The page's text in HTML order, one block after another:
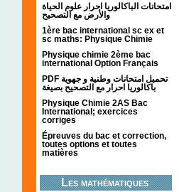
امتحانات الباكالوريا احرار علوم الحياة
والأرض مع التصحيح
1ère bac international sc ex et
sc maths: Physique Chimie
Physique chimie 2ème bac
international Option Français
PDF تحميل امتحانات وطنية و جهوية
باكالوريا احرار مع التصحيح بصيغة
Physique Chimie 2AS Bac
International; exercices
corriges
Épreuves du bac et correction,
toutes options et toutes
matières
Les mathématiques